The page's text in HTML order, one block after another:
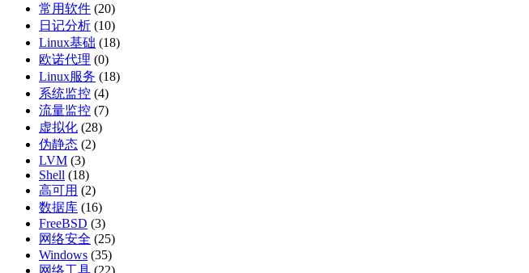
常用软件 (20)
日记分析 (10)
Linux基础 (18)
欧诺代理 (0)
Linux服务 (18)
系统监控 (4)
流量监控 (7)
虚拟化 (28)
伪静态 (2)
LVM (3)
Shell (18)
高可用 (2)
数据库 (16)
FreeBSD (3)
网络安全 (25)
Windows (35)
网络工具 (22)